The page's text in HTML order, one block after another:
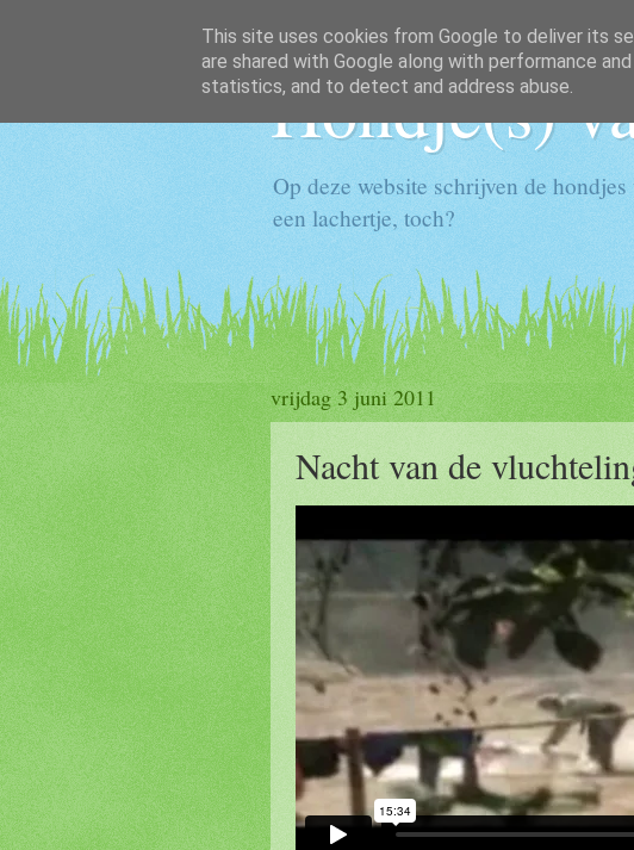
Hondje(s)
Op deze website schrijven de
een lachertje, toch?
vrijdag 3 juni 2011
Nacht van de
This site uses cookies from Google to deliver its
are shared with Google along with performance
statistics, and to detect and address abuse.